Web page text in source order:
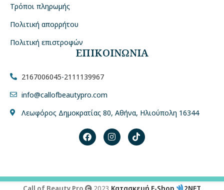
Τρόποι πληρωμής
Πολιτική απορρήτου
Πολιτική επιστροφών
ΕΠΙΚΟΙΝΩΝΙΑ
2167006045-2111139967
info@callofbeautypro.com
Λεωφόρος Δημοκρατίας 80, Αθήνα, Ηλιούπολη 16344